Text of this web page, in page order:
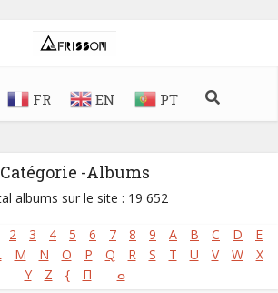
FR EN PT
Catégorie -Albums
albums sur le site : 19 652
2 3 4 5 6 7 8 9 A B C D
E
M N O P Q R S T U V W
X
Y
Z { Π ⴰ